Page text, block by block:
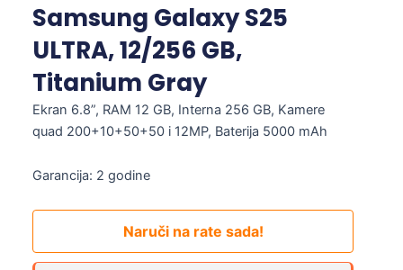
Samsung Galaxy S25
ULTRA, 12/256 GB,
Titanium Gray
Ekran 6.8”, RAM 12 GB, Interna 256 GB, Kamere
quad 200+10+50+50 i 12MP, Baterija 5000 mAh
Garancija: 2 godine
Naruči na rate sada!